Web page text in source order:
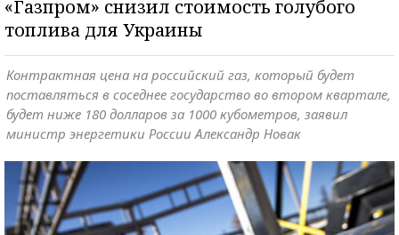
«Газпром» снизил стоимость голубого
топлива для Украины
Контрактная цена на российский газ, который будет
поставляться в соседнее государство во втором квартале,
будет ниже 180 долларов за 1000 кубометров, заявил
министр энергетики России Александр Новак